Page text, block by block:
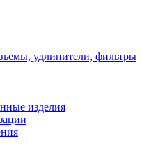
удлинители, фильтры
изделия